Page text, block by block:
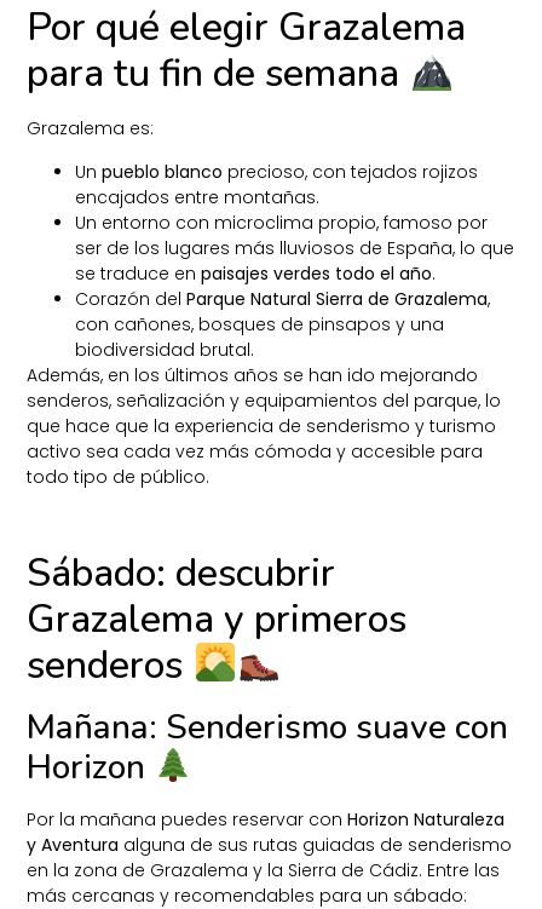
Por qué elegir Grazalema
para tu fin de semana
Grazalema es:
Unpueblo blanco precioso, con tejados rojizos
encajados entre montañas.
Un entorno con microclima propio, famoso por
ser de los lugares más lluviosos de España, lo que
se traduce enpaisajes verdes todo el año.
Corazón delParque Natural Sierra de Grazalema,
con cañones, bosques de pinsapos y una
biodiversidad brutal.
Además, en los últimos años se han ido mejorando
senderos, señalización y equipamientos del parque, lo
que hace que la experiencia de senderismo y turismo
activo sea cada vez más cómoda y accesible para
todo tipo de público.
Sábado: descubrir
Grazalema y primeros
senderos
Mañana: Senderismo suave con
Horizon
Por la mañana puedes reservar conHorizon Naturaleza
y Aventura alguna de sus rutas guiadas de senderismo
en la zona de Grazalema y la Sierra de Cádiz. Entre las
más cercanas y recomendables para un sábado: